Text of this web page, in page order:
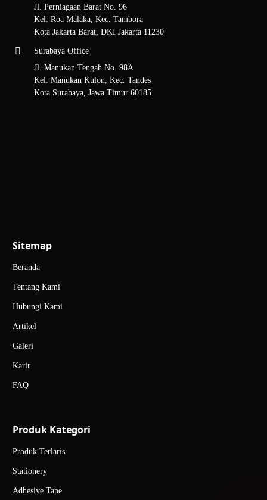
Jl. Perniagaan Barat No. 96
Kel. Roa Malaka, Kec. Tambora
Kota Jakarta Barat, DKI Jakarta 11230
Surabaya Office
Jl. Manukan Tengah No. 98A
Kel. Manukan Kulon, Kec. Tandes
Kota Surabaya, Jawa Timur 60185
Sitemap
Beranda
Tentang Kami
Hubungi Kami
Artikel
Galeri
Karir
FAQ
Produk Kategori
Produk Terlaris
Stationery
Adhesive Tape